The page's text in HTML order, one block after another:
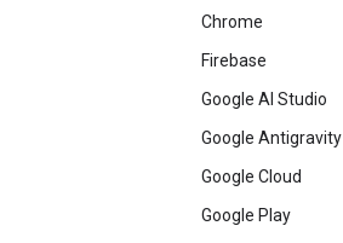
Chrome
Firebase
Google AI Studio
Google Antigravity
Google Cloud
Google Play